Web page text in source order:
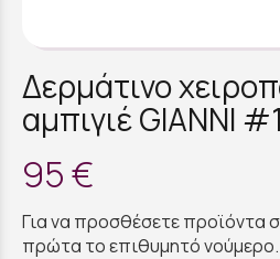
Δερμάτινο
αμπιγιέ GIANNI
95 €
Για να προσθέσετε προϊόντα
πρώτα το επιθυμητό νούμερο.